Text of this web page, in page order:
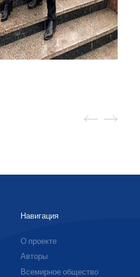
Навигация
О проекте
Авторы
Всемирное общество